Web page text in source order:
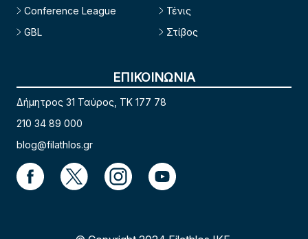
Conference League
GBL
Τένις
Στίβος
ΕΠΙΚΟΙΝΩΝΙΑ
Δήμητρος 31 Ταύρος, TK 177 78
210 34 89 000
blog@filathlos.gr